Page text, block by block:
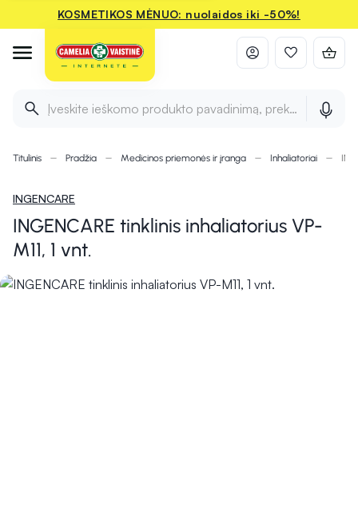
KOSMETIKOS MĖNUO: nuolaidos iki -50%!
Įveskite ieškomo produkto pavadinimą, prekės ženklą ir
Titulinis Pradžia Medicinos priemonės ir įranga Inhaliatoriai
INGENCARE
INGENCARE tinklinis inhaliatorius VP-
M11, 1 vnt.